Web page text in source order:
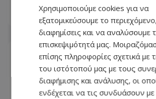
07.08.2026 - 09:26
Χρησιμοποιούμε cookies για να
εξατομικεύσουμε το
διαφημίσεις και να αναλύσουμε
επισκεψιμότητά μας.
επίσης πληροφορίες σχετικά με
του ιστότοπού μας με τους
διαφήμισης και ανάλυσης, οι
ενδέχεται να τις συνδυάσουν με